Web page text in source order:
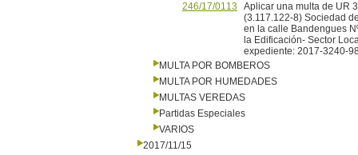
246/17/0113
Aplicar una multa de UR
(3.117.122-8) Sociedad
en la calle Bandengues
la Edificación- Sector
expediente: 2017-3240-
MULTA POR BOMBEROS
MULTA POR HUMEDADES
MULTAS VEREDAS
Partidas Especiales
VARIOS
2017/11/15